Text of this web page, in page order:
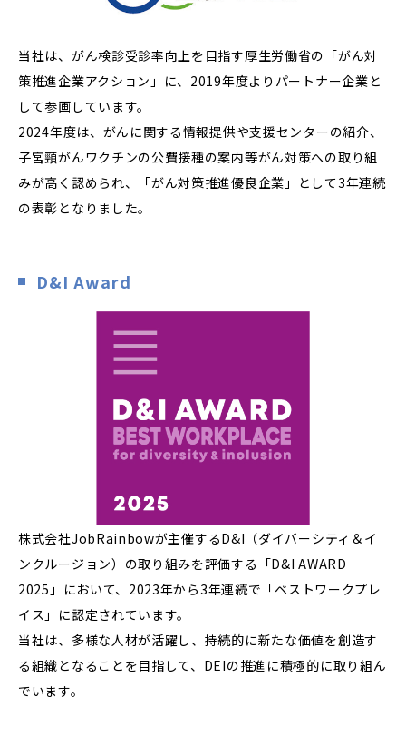
当社は、がん検診受診率向上を目指す厚生労働省の「がん対
策推進企業アクション」に、2019年度よりパートナー企業と
して参画しています。
2024年度は、がんに関する情報提供や支援センターの紹介、
子宮頸がんワクチンの公費接種の案内等がん対策への取り組
みが高く認められ、「がん対策推進優良企業」として3年連続
の表彰となりました。
D&I Award
株式会社JobRainbowが主催するD&I（ダイバーシティ＆イ
ンクルージョン）の取り組みを評価する「D&I AWARD
2025」において、2023年から3年連続で「ベストワークプレ
イス」に認定されています。
当社は、多様な人材が活躍し、持続的に新たな価値を創造す
る組織となることを目指して、DEIの推進に積極的に取り組ん
でいます。